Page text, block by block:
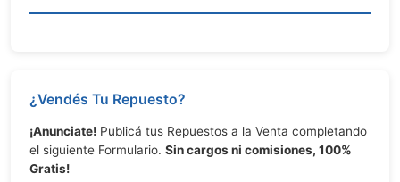
¿Vendés Tu Repuesto?
¡Anunciate! Publicá tus Repuestos a la Venta completando
el siguiente Formulario. Sin cargos ni comisiones, 100%
Gratis!